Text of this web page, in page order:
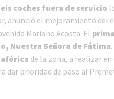
coches fuera de servicio
anunció el mejoramiento del
Mariano Acosta. El
Nuestra Señora de Fátima
de la zona, a realizar
dar prioridad de paso al